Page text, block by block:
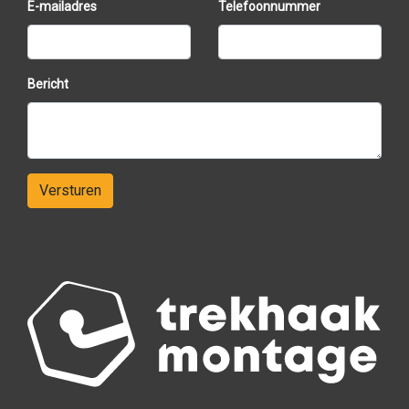
Uitvoering:
Sportium-editie
Kilometerstand:slechts127.117 km met NAP
Comfort:IJskoude airconditioning & sportieve
goede banden
Documentatie:
onderhoudsboekjes aanwezig
exemplaar!
Kortom: een praktische, luxe, maar vooral zuinige
auto waar je zo in kunt stappen voor jarenlang
goedkoop en betrouwbaar rijplezier.
E-mailadres Telefoonnummer
Bericht
Versturen